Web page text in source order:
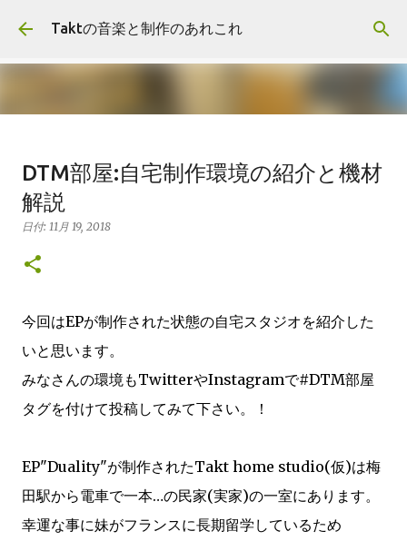
スキップしてメイン コンテンツに移動
Taktの音楽と制作のあれこれ
報告:First EP"Duality"リリースし
ました
日付: 11月 10, 2018
DTM部屋:自宅制作環境の紹介と機材
解説
日付: 11月 19, 2018
今回はEPが制作された状態の自宅スタジオを紹介した
いと思います。
みなさんの環境もTwitterやInstagramで#DTM部屋
タグを付けて投稿してみて下さい。！
EP"Duality"が制作されたTakt home studio(仮)は梅
田駅から電車で一本…の民家(実家)の一室にあります。
幸運な事に妹がフランスに長期留学しているため